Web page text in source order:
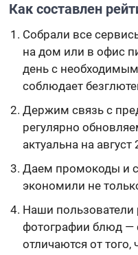
Как составлен
Собрали все
на дом или в офис
день с
соблюдает
Держим связь с
регулярно
актуальна на август
Даем промокоды и
экономили не
Наши
фотографии блюд —
отличаются от того,